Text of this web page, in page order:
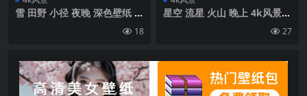
雪 田野 小径 夜晚 深色壁纸 背
18
星空 流星 火山 晚上 4k风景壁
27